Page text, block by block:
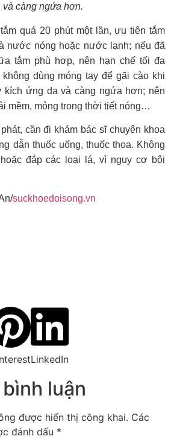
và càng ngứa hơn.
quá 20 phút một lần, ưu tiên tắm
nước nóng hoặc nước lạnh; nếu đã
tắm phù hợp, nên hạn chế tối đa
dùng móng tay để gãi cào khi
kích ứng da và càng ngứa hơn; nên
mềm, mỏng trong thời tiết nóng…
cần đi khám bác sĩ chuyên khoa
dẫn thuốc uống, thuốc thoa. Không
đắp các loại lá, vì nguy cơ bội
suckhoedoisong.vn
LinkedIn
luận
được hiển thị công khai. Các
đánh dấu *